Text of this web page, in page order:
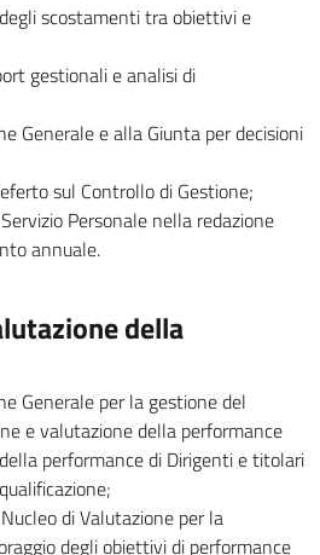
scostamenti tra obiettivi e
gestionali e analisi di
Generale e alla Giunta per decisioni
sul Controllo di Gestione;
Personale nella redazione
annuale.
della
Generale per la gestione del
e valutazione della performance
performance di Dirigenti e titolari
di Valutazione per la
degli obiettivi di performance